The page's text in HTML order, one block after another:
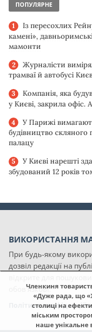
Членкиня
«Дуже рада, що
столиці на
міським
наше унікальне
ПОПУЛЯРНЕ
Із пересохлих
камені»,
мамонти
Журналісти
трамваї й автобусі
Компанія, яка
у Києві, закрила офіс.
У Парижі
будівництво скляного
палацу
У Києві нарешті
збудований 12 років
ВИКОРИСТАННЯ
При будь-якому
дозвіл редакції на
обов'язкові.
Політика